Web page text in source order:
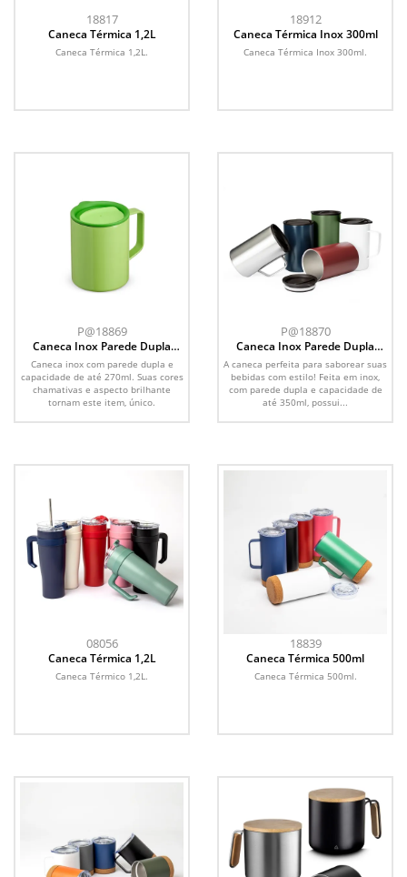
18817
Caneca Térmica 1,2L
Caneca Térmica 1,2L.
18912
Caneca Térmica Inox 300ml
Caneca Térmica Inox 300ml.
P@18869
Caneca Inox Parede Dupla
Caneca inox com parede dupla e
capacidade de até 270ml. Suas cores
chamativas e aspecto brilhante
tornam este item, único.
P@18870
Caneca Inox Parede Dupla
350ml
A caneca perfeita para saborear suas
bebidas com estilo! Feita em inox,
com parede dupla e capacidade de
até 350ml, possui...
08056
Caneca Térmica 1,2L
Caneca Térmico 1,2L.
18839
Caneca Térmica 500ml
Caneca Térmica 500ml.